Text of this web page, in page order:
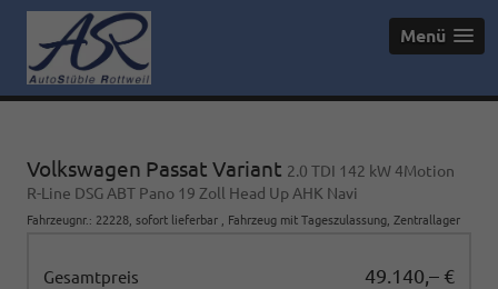
Menü
Volkswagen Passat Variant 2.0 TDI 142 kW 4Motion
R-Line DSG ABT Pano 19 Zoll Head Up AHK Navi
Fahrzeugnr. : 22228 sofort lieferbar Fahrzeug mit Tageszulassung , Zentrallager
Gesamtpreis 49.140,– €